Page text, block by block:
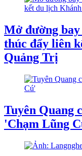
Mở đường
thúc đẩy liên
Quảng Trị
Tuyên Quang
'Chạm Lũng